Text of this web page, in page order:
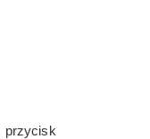
przycisk